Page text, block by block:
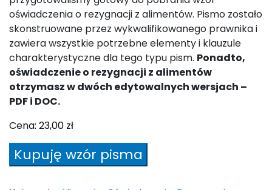
oświadczenia o rezygnacji z alimentów. Pismo zostało
skonstruowane przez wykwalifikowanego prawnika i
zawiera wszystkie potrzebne elementy i klauzule
charakterystyczne dla tego typu pism. Ponadto,
oświadczenie o rezygnacji z alimentów
otrzymasz w dwóch edytowalnych wersjach –
PDF i DOC.
Cena: 23,00 zł
ilość
Oświadczenie
Kupuję wzór pisma